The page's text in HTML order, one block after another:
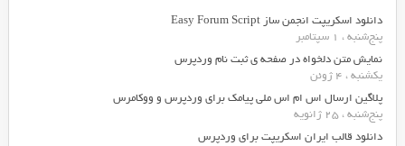
دانلود اسکریپت انجمن ساز Easy Forum Script
پنج‌شنبه ، 1 سپتامبر
نمایش متن دلخواه در صفحه ی ثبت نام وردپرس
یکشنبه ، 4 ژوئن
پلاگین ارسال اس ام اس ملی پیامک برای وردپرس و ووکامرس
پنج‌شنبه ، 25 ژانویه
دانلود قالب ایران اسکریپت برای وردپرس